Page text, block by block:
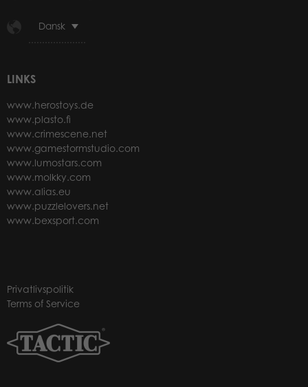
Dansk
LINKS
www.herostoys.de
www.plasto.fi
www.crimescene.net
www.gamestormstudio.com
www.lumostars.com
www.molkky.com
www.alias.eu
www.puzzlelovers.net
www.bexsport.com
Privatlivspolitik
Terms of Service